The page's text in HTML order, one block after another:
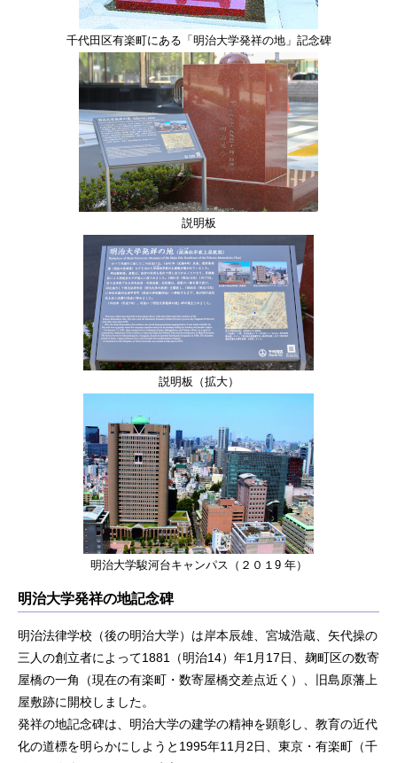
千代田区有楽町にある「明治大学発祥の地」記念碑
説明板
説明板（拡大）
明治大学駿河台キャンパス（２０１9 年）
明治大学発祥の地記念碑
明治法律学校（後の明治大学）は岸本辰雄、宮城浩蔵、矢代操の
三人の創立者によって1881（明治14）年1月17日、麹町区の数寄
屋橋の一角（現在の有楽町・数寄屋橋交差点近く）、旧島原藩上
屋敷跡に開校しました。
発祥の地記念碑は、明治大学の建学の精神を顕彰し、教育の近代
化の道標を明らかにしようと1995年11月2日、東京・有楽町（千